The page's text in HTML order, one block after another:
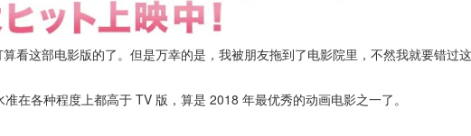
看这部电影版的了。但是万幸的是，我被朋友拖到了电影院里，不然我就要错过
在各种程度上都高于 TV 版，算是 2018 年最优秀的动画电影之一了。